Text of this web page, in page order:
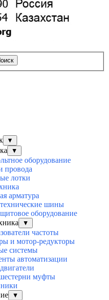
▼
▼
оборудование
провода
лотки
арматура
шины
оборудование
▼
частоты
и мотор-редукторы
системы
автоматизации
муфты
▼